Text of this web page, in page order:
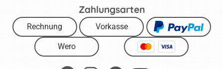
Zahlungsarten
Rechnung Vorkasse
Wero